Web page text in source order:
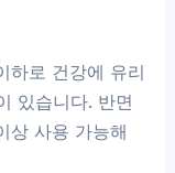
하로 건강에 유리
있습니다. 반면
상 사용 가능해